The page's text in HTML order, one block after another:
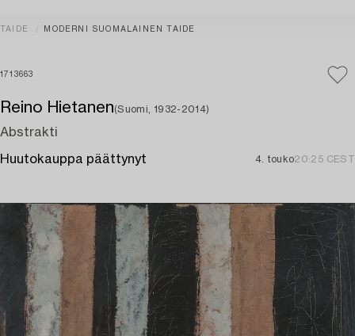
TAIDE MODERNI SUOMALAINEN TAIDE
1713663
Reino Hietanen(Suomi, 1932-2014)
Abstrakti
Huutokauppa päättynyt 4. touko20:25 CEST